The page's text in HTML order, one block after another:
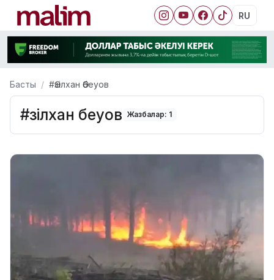
RU
Басты #Әзілхан Әбеуов
#Әзілхан Әбеуов Жазбалар: 1